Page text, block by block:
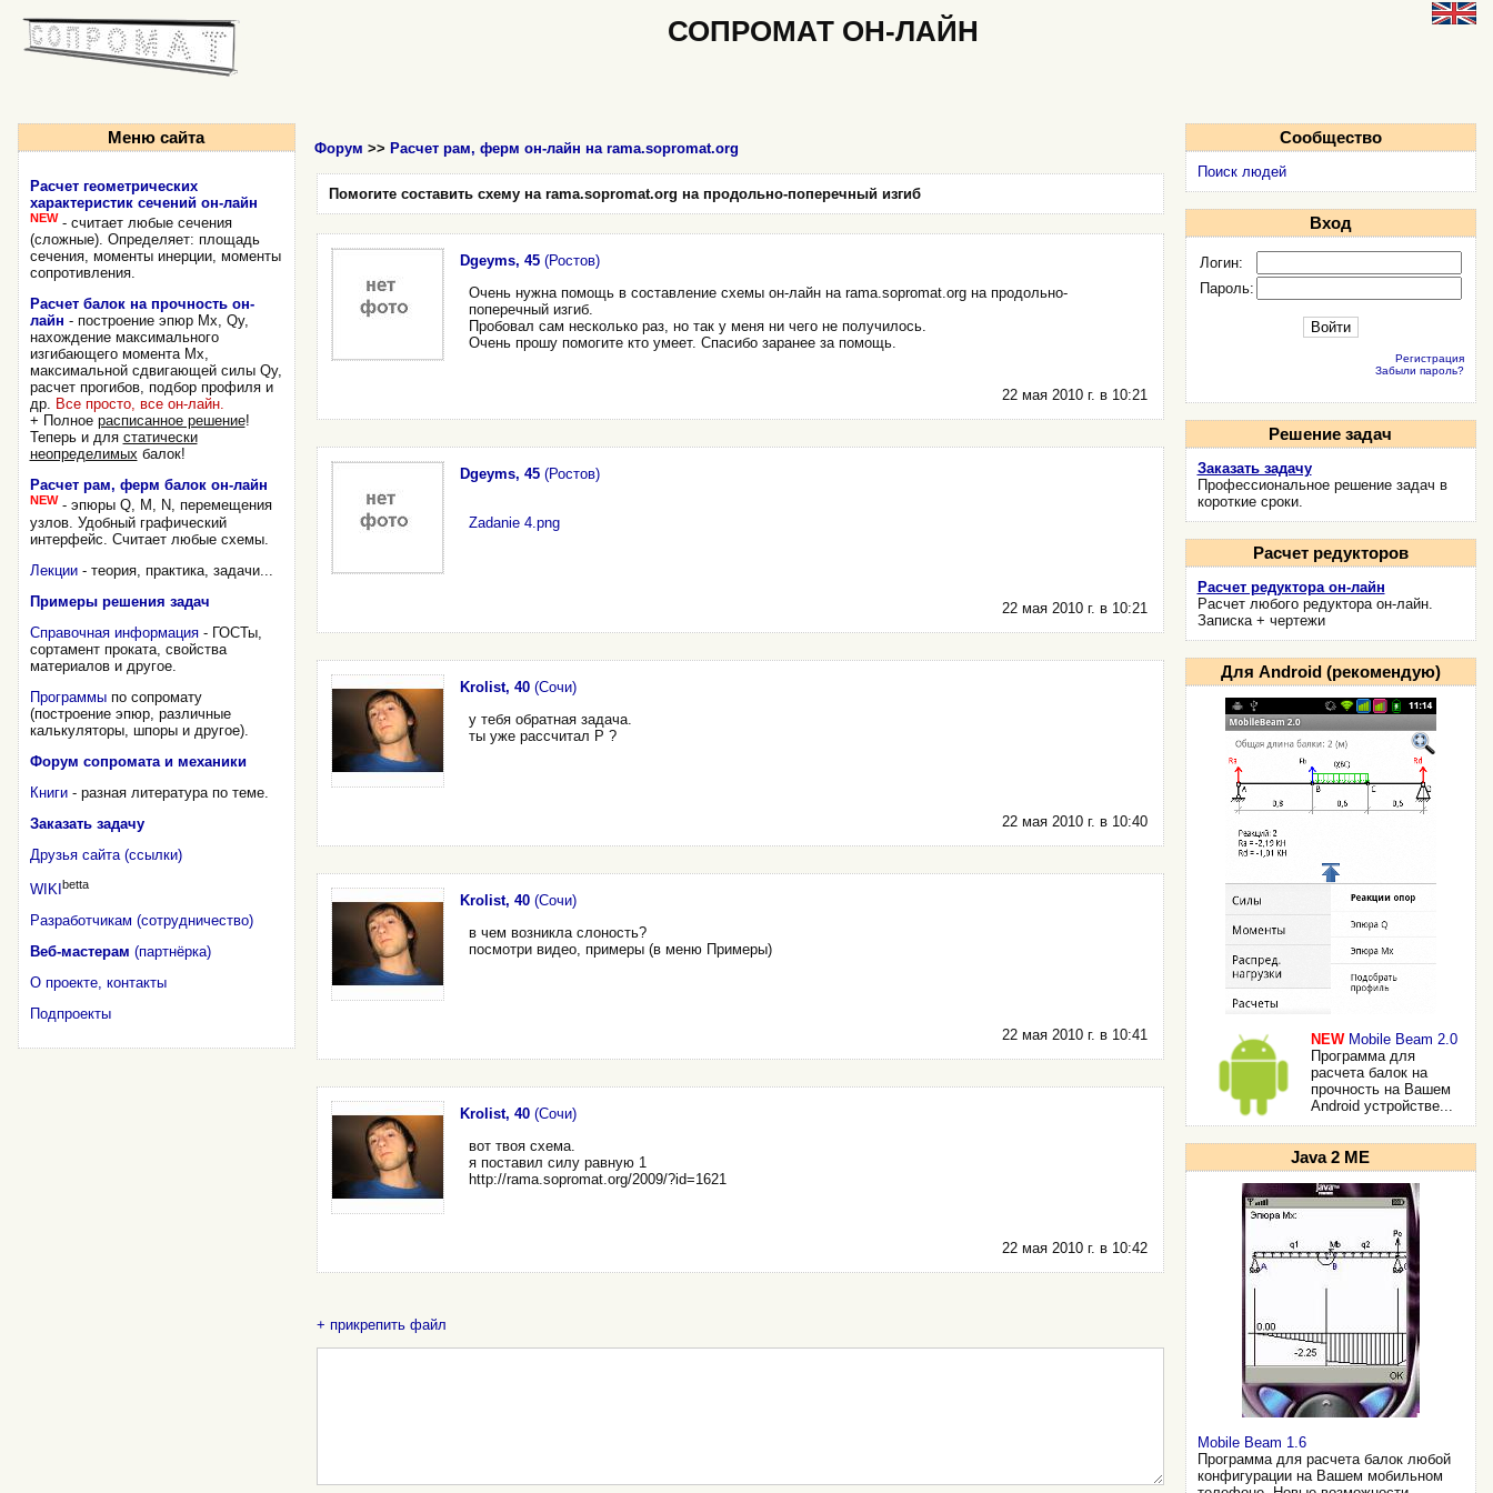
СОПРОМАТ ОН-ЛАЙН
Меню сайта
Расчет геометрических
характеристик сечений он-лайн
NEW- считает любые сечения
(сложные). Определяет: площадь
сечения, моменты инерции, моменты
сопротивления.
Расчет балок на прочность он-
лайн - построение эпюр Mx, Qy,
нахождение максимального
изгибающего момента Mx,
максимальной сдвигающей силы Qy,
расчет прогибов, подбор профиля и
др. Все просто, все он-лайн.
+ Полное расписанное решение!
Теперь и для статически
неопределимых балок!
Расчет рам, ферм балок он-лайн
NEW- эпюры Q, M, N, перемещения
узлов. Удобный графический
интерфейс. Считает любые схемы.
Лекции- теория, практика, задачи...
Примеры решения задач
Справочная информация- ГОСТы,
сортамент проката, свойства
материалов и другое.
Программыпо сопромату
(построение эпюр, различные
калькуляторы, шпоры и другое).
Форум сопромата и механики
Книги- разная литература по теме.
Заказать задачу
Друзья сайта (ссылки)
WIKI betta
Разработчикам (сотрудничество)
Веб-мастерам (партнёрка)
О проекте, контакты
Подпроекты
Форум >> Расчет рам, ферм он-лайн на rama.sopromat.org
Помогите составить схему на rama.sopromat.org на продольно-поперечный изгиб
Dgeyms, 45(Ростов)
Очень нужна помощь в составление схемы он-лайн на rama.sopromat.org на продольно-
поперечный изгиб.
Пробовал сам несколько раз, но так у меня ни чего не получилось.
Очень прошу помогите кто умеет. Спасибо заранее за помощь.
22 мая 2010 г. в 10:21
Dgeyms, 45(Ростов)
Zadanie 4.png
22 мая 2010 г. в 10:21
Krolist, 40(Сочи)
у тебя обратная задача.
ты уже рассчитал P ?
22 мая 2010 г. в 10:40
Krolist, 40(Сочи)
в чем возникла слоность?
посмотри видео, примеры (в меню Примеры)
22 мая 2010 г. в 10:41
Krolist, 40(Сочи)
вот твоя схема.
я поставил силу равную 1
http://rama.sopromat.org/2009/?id=1621
22 мая 2010 г. в 10:42
+ прикрепить файл
Сообщество
Поиск людей
Вход
Логин:
Пароль:
Регистрация
Забыли пароль?
Решение задач
Заказать задачу
Профессиональное решение задач в
короткие сроки.
Расчет редукторов
Расчет редуктора он-лайн
Расчет любого редуктора он-лайн.
Записка + чертежи
Для Android (рекомендую)
NEW Mobile Beam 2.0
Программа для
расчета балок на
прочность на Вашем
Android устройстве...
Java 2 ME
Mobile Beam 1.6
Программа для расчета балок любой
конфигурации на Вашем мобильном